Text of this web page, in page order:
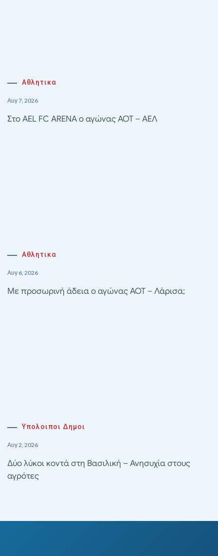
Αθλητικα
Αυγ 7, 2026
Στο AEL FC ARENA ο αγώνας ΑΟΤ – ΑΕΛ
Αθλητικα
Αυγ 6, 2026
Με προσωρινή άδεια ο αγώνας ΑΟΤ – Λάρισα;
Υπολοιποι Δημοι
Αυγ 2, 2026
Δύο λύκοι κοντά στη Βασιλική – Ανησυχία στους
αγρότες